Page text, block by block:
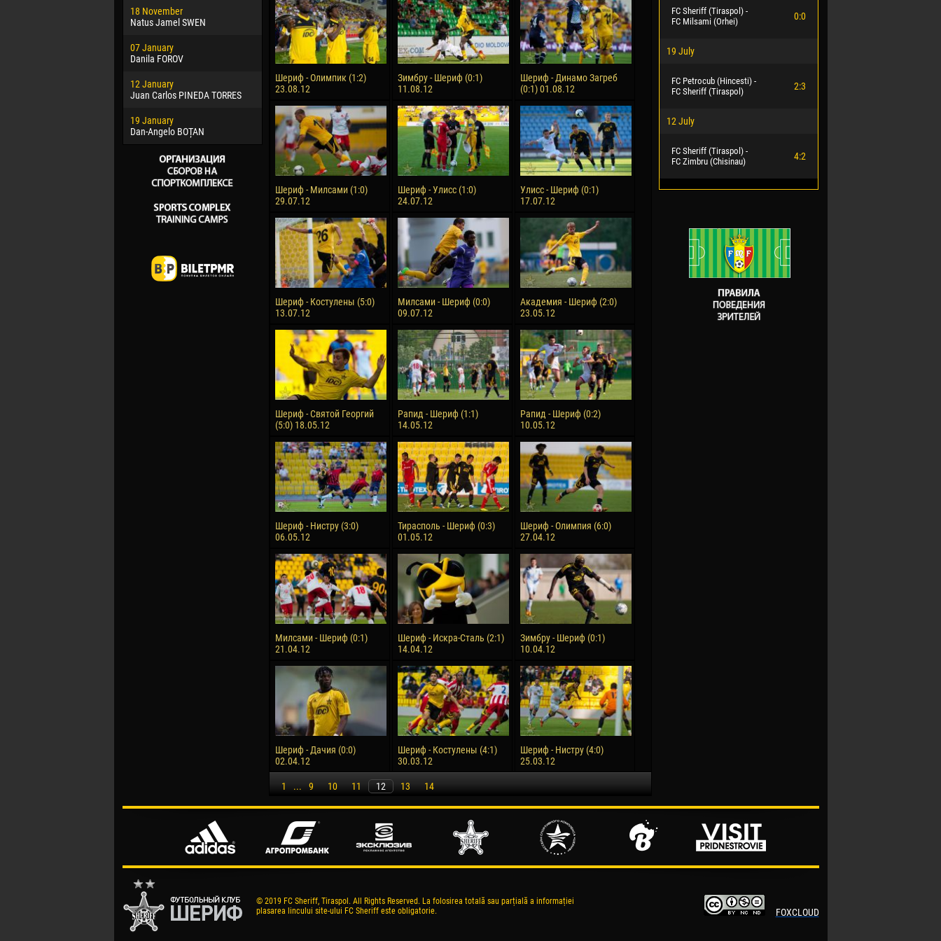
18 November
Natus Jamel SWEN
07 January
Danila FOROV
12 January
Juan Carlos PINEDA TORRES
19 January
Dan-Angelo BOȚAN
Jayder Moreno ASPRILLA
22 March
Samba KONÉ
26 March
Vitor Hugo Morais de OLIVEIRA
28 March
Raí LOPES DE OLIVEIRA
Victor CIUMAȘU
28 June
Soumaila MAGASSOUBA
10 July
Bourama FOMBA
15 July
Ivan DYULGEROV
Шериф - Олимпик (1:2)
23.08.12
Зимбру - Шериф (0:1)
11.08.12
Шериф - Динамо Загреб
(0:1) 01.08.12
Шериф - Милсами (1:0)
29.07.12
Шериф - Улисс (1:0)
24.07.12
Улисс - Шериф (0:1)
17.07.12
Шериф - Костулены (5:0)
13.07.12
Милсами - Шериф (0:0)
09.07.12
Академия - Шериф (2:0)
23.05.12
Шериф - Святой Георгий
(5:0) 18.05.12
Рапид - Шериф (1:1)
14.05.12
Рапид - Шериф (0:2)
10.05.12
Шериф - Нистру (3:0)
06.05.12
Тирасполь - Шериф (0:3)
01.05.12
Шериф - Олимпия (6:0)
27.04.12
Милсами - Шериф (0:1)
21.04.12
Шериф - Искра-Сталь (2:1)
14.04.12
Зимбру - Шериф (0:1)
10.04.12
Шериф - Дачия (0:0)
02.04.12
Шериф - Костулены (4:1)
30.03.12
Шериф - Нистру (4:0)
25.03.12
1 ... 9 10 11 12 13 14
FC Sheriff (Tiraspol) -
FC Milsami (Orhei)
0:0
19 July
FC Petrocub (Hincesti) -
FC Sheriff (Tiraspol)
2:3
12 July
FC Sheriff (Tiraspol) -
FC Zimbru (Chisinau)
4:2
© 2019 FC Sheriff, Tiraspol. All Rights Reserved. La folosirea totală sau parțială a informației
plasarea lincului site-ului FC Sheriff este obligatorie.
FOXCLOUD